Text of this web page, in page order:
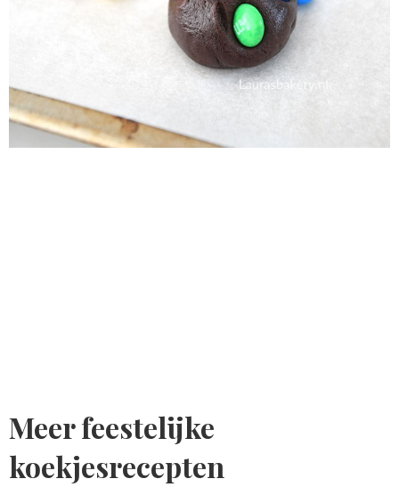
Meer feestelijke
koekjesrecepten